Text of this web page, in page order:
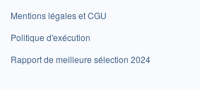
Mentions légales et CGU
Politique d'exécution
Rapport de meilleure sélection 2024